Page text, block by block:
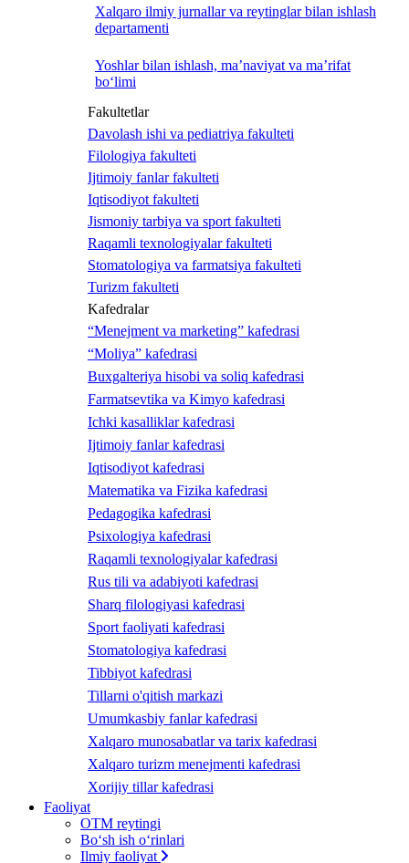
Xalqaro ilmiy jurnallar va reytinglar bilan ishlash
departamenti
Yoshlar bilan ishlash, ma’naviyat va ma’rifat
bo‘limi
Fakultetlar
Davolash ishi va pediatriya fakulteti
Filologiya fakulteti
Ijtimoiy fanlar fakulteti
Iqtisodiyot fakulteti
Jismoniy tarbiya va sport fakulteti
Raqamli texnologiyalar fakulteti
Stomatologiya va farmatsiya fakulteti
Turizm fakulteti
Kafedralar
“Menejment va marketing” kafedrasi
“Moliya” kafedrasi
Buxgalteriya hisobi va soliq kafedrasi
Farmatsevtika va Kimyo kafedrasi
Ichki kasalliklar kafedrasi
Ijtimoiy fanlar kafedrasi
Iqtisodiyot kafedrasi
Matematika va Fizika kafedrasi
Pedagogika kafedrasi
Psixologiya kafedrasi
Raqamli texnologiyalar kafedrasi
Rus tili va adabiyoti kafedrasi
Sharq filologiyasi kafedrasi
Sport faoliyati kafedrasi
Stomatologiya kafedrasi
Tibbiyot kafedrasi
Tillarni o'qitish markazi
Umumkasbiy fanlar kafedrasi
Xalqaro munosabatlar va tarix kafedrasi
Xalqaro turizm menejmenti kafedrasi
Xorijiy tillar kafedrasi
Faoliyat
OTM reytingi
Bo‘sh ish o‘rinlari
Ilmiy faoliyat